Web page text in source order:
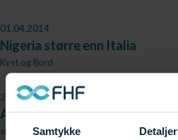
Samtykke Detaljer
01.04.2014
Nigeria større enn Italia
Kyst og fjord
24.10.2013
Analyserer markedet i Nigeria
sildelaget.no